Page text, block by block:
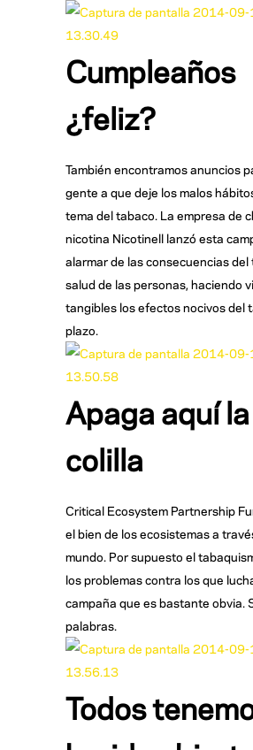
Cumpleaños
¿feliz?
También encontramos anuncios
gente a que deje los malos
tema del tabaco. La empresa de
nicotina Nicotinell lanzó esta
alarmar de las consecuencias del
salud de las personas, haciendo
tangibles los efectos nocivos del
plazo.
Apaga aquí la
colilla
Critical Ecosystem Partnership
el bien de los ecosistemas a
mundo. Por supuesto el
los problemas contra los que
campaña que es bastante obvia.
palabras.
Todos